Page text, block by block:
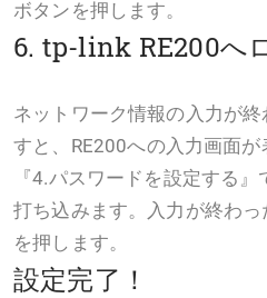
ボタンを押します。
6. tp-link RE200へ
ネットワーク情報の入力が
すと、RE200への入力画面
『4.パスワードを設定する
打ち込みます。入力が終わ
を押します。
設定完了！